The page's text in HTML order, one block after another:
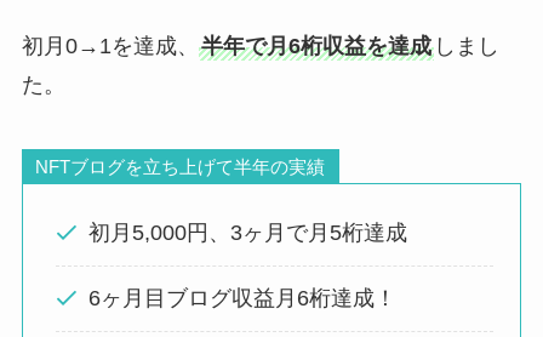
初月0→1を達成、 半年で月6桁収益を達成しまし
た。
NFTブログを立ち上げて半年の実績
初月5,000円、3ヶ月で月5桁達成
6ヶ月目ブログ収益月6桁達成！